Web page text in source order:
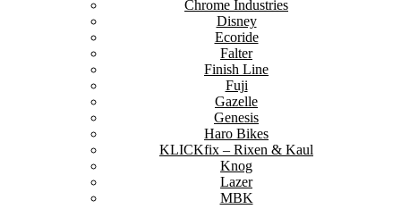
Chrome Industries
Disney
Ecoride
Falter
Finish Line
Fuji
Gazelle
Genesis
Haro Bikes
KLICKfix – Rixen & Kaul
Knog
Lazer
MBK